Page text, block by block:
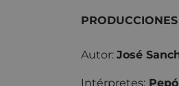
Autor: José
Intérpretes: